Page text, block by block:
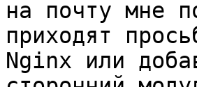
на почту мне
приходят
Nginx или